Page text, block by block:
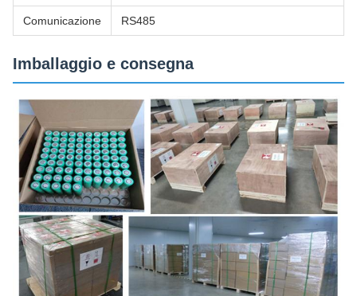
Comunicazione RS485
Imballaggio e consegna